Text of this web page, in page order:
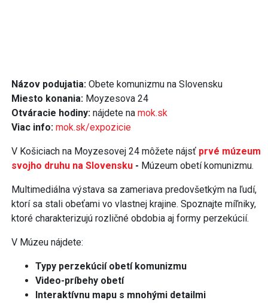
Názov podujatia: Obete komunizmu na Slovensku
Miesto konania: Moyzesova 24
Otváracie hodiny: nájdete na mok.sk
Viac info: mok.sk/expozicie
V Košiciach na Moyzesovej 24 môžete nájsť prvé múzeum
svojho druhu na Slovensku - Múzeum obetí komunizmu.
Multimediálna výstava sa zameriava predovšetkým na ľudí,
ktorí sa stali obeťami vo vlastnej krajine. Spoznajte míľniky,
ktoré charakterizujú rozličné obdobia aj formy perzekúcií.
V Múzeu nájdete:
Typy perzekúcií obetí komunizmu
Video-príbehy obetí
Interaktívnu mapu s mnohými detailmi